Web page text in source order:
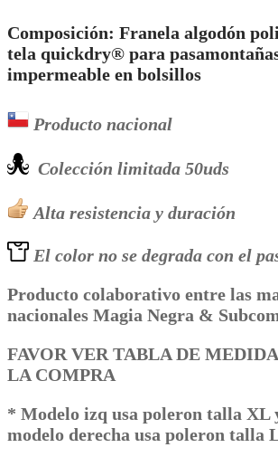
Composición: Franela algodón
tela quickdry®️ para
impermeable en bolsillos
Producto nacional
Colección limitada 50uds
Alta resistencia y duración
El color no se degrada con el
Producto colaborativo entre las
nacionales Magia Negra &
FAVOR VER TABLA DE
LA COMPRA
* Modelo izq usa poleron talla XL
modelo derecha usa poleron talla